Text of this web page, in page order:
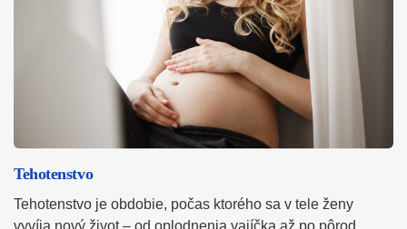
Tehotenstvo
Tehotenstvo je obdobie, počas ktorého sa v tele ženy
vyvíja nový život – od oplodnenia vajíčka až po pôrod